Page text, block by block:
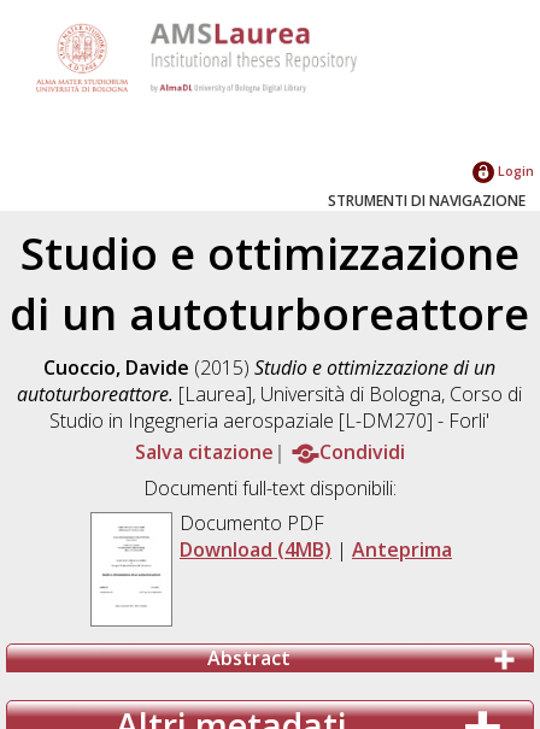
Login
STRUMENTI DI NAVIGAZIONE
Studio e ottimizzazione
di un autoturboreattore
Cuoccio, Davide (2015)Studio e ottimizzazione di un
autoturboreattore. [Laurea], Università di Bologna, Corso di
Studio in Ingegneria aerospaziale [L-DM270] - Forli'
Salva citazione
Condividi
Documenti full-text disponibili:
Documento PDF
Download (4MB) | Anteprima
Abstract